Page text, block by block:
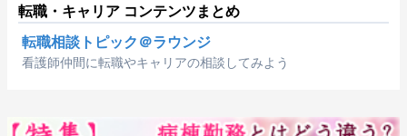
転職・キャリア コンテンツまとめ
転職相談トピック＠ラウンジ
看護師仲間に転職やキャリアの相談してみよう